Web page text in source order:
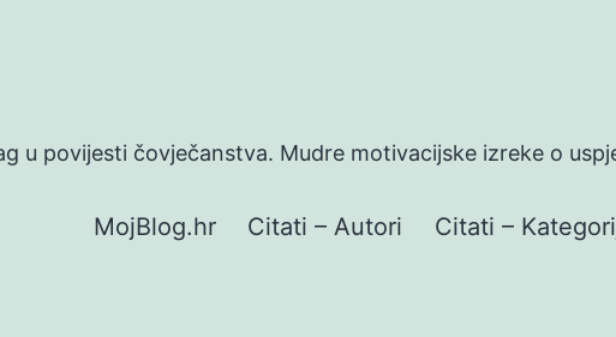
u povijesti čovječanstva. Mudre motivacijske izreke o
MojBlog.hr Citati – Autori Citati –